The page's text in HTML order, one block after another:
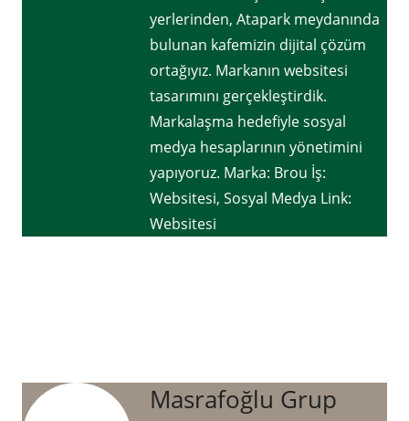
yerlerinden, Atapark meydanında
bulunan kafemizin dijital çözüm
ortağıyız. Markanın websitesi
tasarımını gerçekleştirdik.
Markalaşma hedefiyle sosyal
medya hesaplarının yönetimini
yapıyoruz. Marka: Brou İş:
Websitesi, Sosyal Medya Link:
Websitesi
Masrafoğlu Grup